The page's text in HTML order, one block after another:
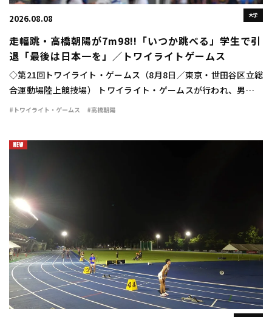
大学
2026.08.08
走幅跳・高橋朝陽が7m98!!「いつか跳べる」学生で引
退「最後は日本一を」／トワイライトゲームス
◇第21回トワイライト・ゲームス（8月8日／東京・世田谷区立総
合運動場陸上競技場） トワイライト・ゲームスが行われ、男子走
幅跳は高橋朝陽（東海大）が7m98（＋0.3）の大ジャンプを見せ
#トワイライト・ゲームス #高橋朝陽